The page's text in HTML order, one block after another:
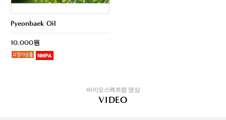
Pyeonbaek Oil
10,000원
바이오스펙트럼 영상
VIDEO